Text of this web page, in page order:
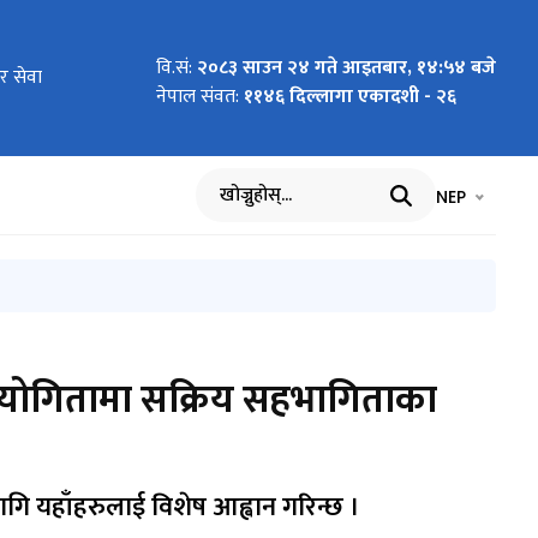
करार सेवा
सेवा सूचना
दौड
पेश गर्नुपर्ने
तर्फको )
निर्देशन
and
and
वि.सं: २०८३ साउन २४ गते आइतबार, १४:५४ बजे
नेपाल संवत: ११४६ दिल्लागा एकादशी - २६
खोज्नुहोस् भाषा चयन
NEP
सक्रिय सहभागिताका
यहाँहरुलाई विशेष आह्वान गरिन्छ ।